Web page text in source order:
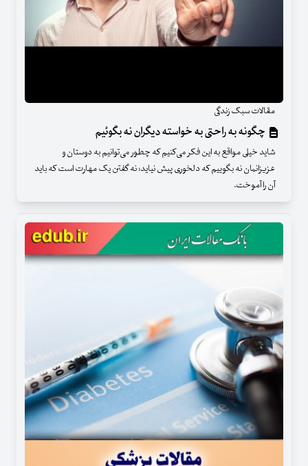
مقالات سبک زندگی
چگونه به راحتی به خواسته دیگران نه بگوئیم
شاید خیلی مواقع به این فکر می‌کنیم که چطور می‌توانیم به دوستان و
عزیزانمان نه بگوییم که دلخوری پیش نیاید؛ نه گفتن یک مهارت است که باید
آن را آموخت.